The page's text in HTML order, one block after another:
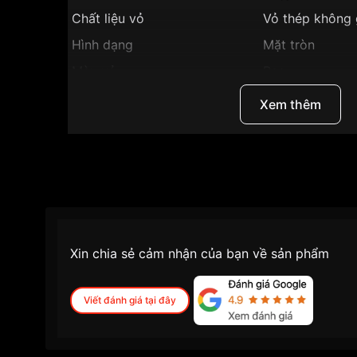
Chất liệu vỏ
Vỏ thép không
Hình dạng
Mặt tròn
Sang trọng
Giờ, phút, giây,
Xem thêm
Xin chia sẻ cảm nhận của bạn về sản phẩm
Viết đánh giá tại đây